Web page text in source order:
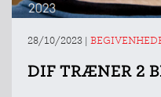
28/10/2023 |
DIF TRÆNER 2